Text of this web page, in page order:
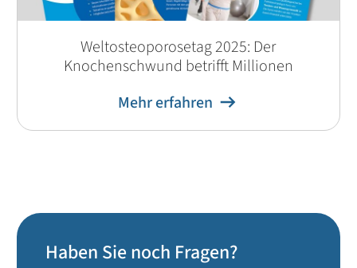
Weltosteoporosetag 2025: Der
Knochenschwund betrifft Millionen
Mehr erfahren
Haben Sie noch Fragen?